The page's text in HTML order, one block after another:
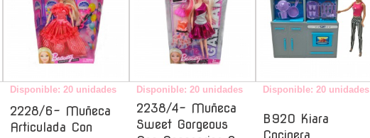
Disponible: 20 unidades
2228/6- Muñeca
Articulada Con
Disponible: 20 unidades
2238/4- Muñeca
Sweet Gorgeous
Disponible: 20 unidades
B920 Kiara
Cocinera